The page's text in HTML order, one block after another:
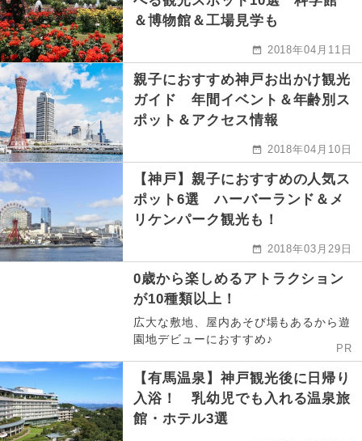
＆博物館＆工場見学も
2018年04月11日
親子におすすめ神戸お出かけ観光
ガイド 年間イベント＆年齢別ス
ポット＆アクセス情報
2018年04月10日
【神戸】親子におすすめの人気ス
ポット6選 ハーバーランド＆メ
リケンパーク観光も！
2018年03月29日
0歳から楽しめるアトラクション
が10種類以上！
広大な敷地、屋内あそび場もあるから遊
園地デビューにおすすめ♪
PR
【有馬温泉】神戸観光後に日帰り
入浴！ 乳幼児でも入れる温泉旅
館・ホテル3選